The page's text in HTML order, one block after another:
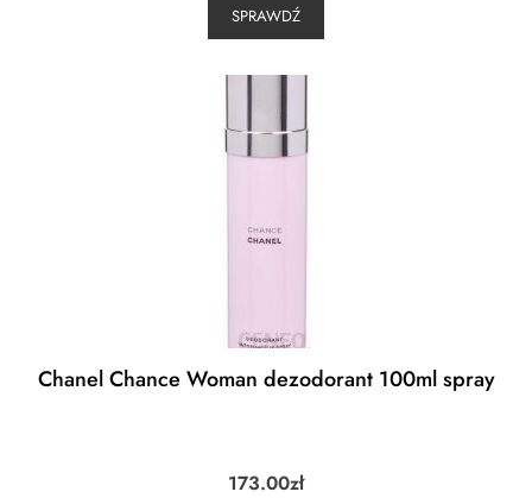
SPRAWDŹ
Chanel Chance Woman dezodorant 100ml spray
173.00zł